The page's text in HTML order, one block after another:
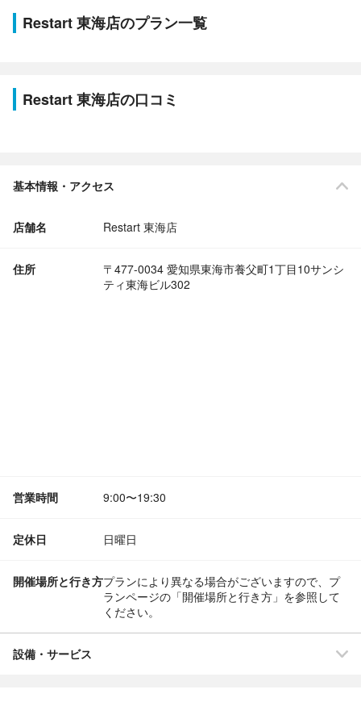
Restart 東海店のプラン一覧
Restart 東海店の口コミ
基本情報・アクセス
店舗名 Restart 東海店
住所
〒477-0034 愛知県東海市養父町1丁目10サンシ
ティ東海ビル302
営業時間 9:00〜19:30
定休日 日曜日
開催場所と行き方プランにより異なる場合がございますので、プ
ランページの「開催場所と行き方」を参照して
ください。
設備・サービス